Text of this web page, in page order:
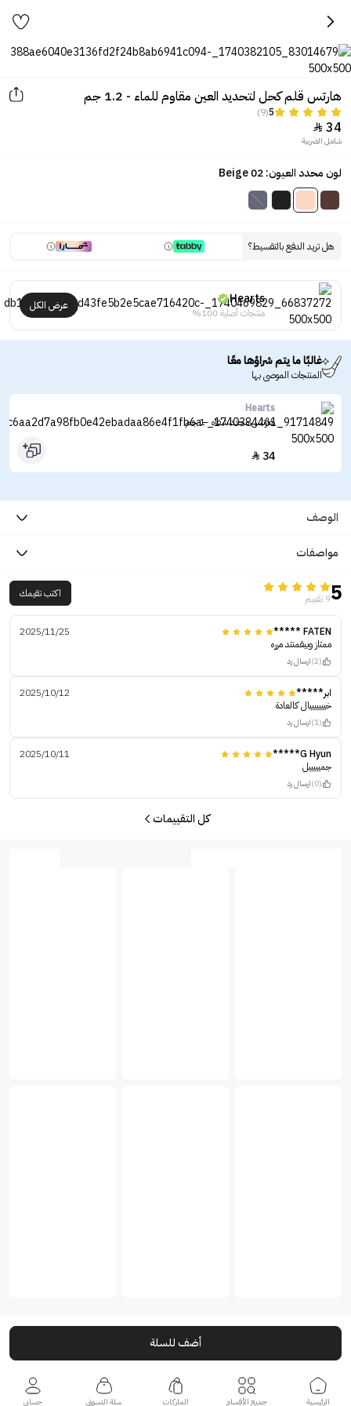
هارتس قلم كحل لتحديد العين مقاوم للماء - 1.2 جم
5
(9)
34

شامل الضريبة
لون محدد العيون: 02 Beige
هل تريد الدفع بالتقسيط؟
Hearts
منتجات أصلية 100%
عرض الكل
غالبًا ما يتم شراؤها معًا
المنتجات الموصى بها
Hearts
هارتس محدد شفاه -1 جم
34

الوصف
مواصفات
59 تقييم اكتب تقيمك
FATEN *****
2025/11/25
ممتاز وبيقمنتد مرره
(2) ارسال رد
ابر*****
2025/10/12
خيييييييال كالعادة
(1) ارسال رد
G Hyun*****
2025/10/11
جميييييل
(0) ارسال رد
كل التقييمات
أضف للسلة
الرئيسية جميع الأقسام الماركات سلة التسوق حسابي